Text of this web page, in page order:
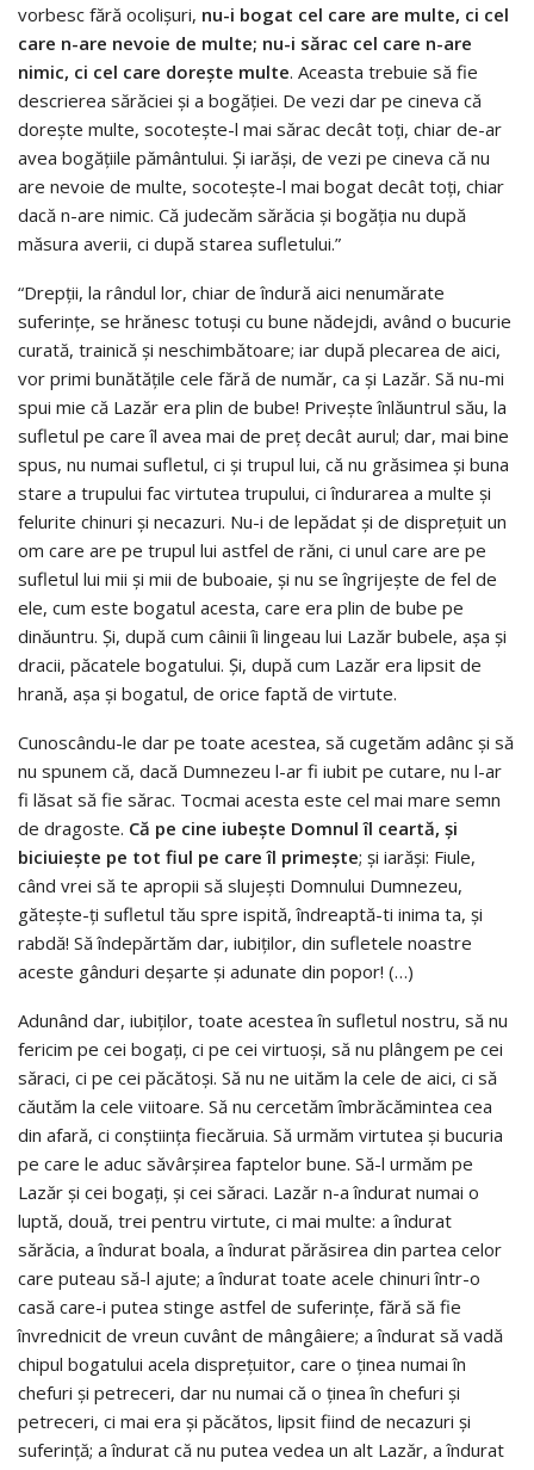
vorbesc fără ocolişuri, nu-i bogat cel care are multe, ci cel
care n-are nevoie de multe; nu-i sărac cel care n-are
nimic, ci cel care doreşte multe. Aceasta trebuie să fie
descrierea sărăciei şi a bogăţiei. De vezi dar pe cineva că
doreşte multe, socoteşte-l mai sărac decât toţi, chiar de-ar
avea bogăţiile pământului. Şi iarăşi, de vezi pe cineva că nu
are nevoie de multe, socoteşte-l mai bogat decât toţi, chiar
dacă n-are nimic. Că judecăm sărăcia şi bogăţia nu după
măsura averii, ci după starea sufletului.”
“Drepţii, la rândul lor, chiar de îndură aici nenumărate
suferinţe, se hrănesc totuşi cu bune nădejdi, având o bucurie
curată, trainică şi neschimbătoare; iar după plecarea de aici,
vor primi bunătăţile cele fără de număr, ca şi Lazăr. Să nu-mi
spui mie că Lazăr era plin de bube! Priveşte înlăuntrul său, la
sufletul pe care îl avea mai de preţ decât aurul; dar, mai bine
spus, nu numai sufletul, ci şi trupul lui, că nu grăsimea şi buna
stare a trupului fac virtutea trupului, ci îndurarea a multe şi
felurite chinuri şi necazuri. Nu-i de lepădat şi de dispreţuit un
om care are pe trupul lui astfel de răni, ci unul care are pe
sufletul lui mii şi mii de buboaie, şi nu se îngrijeşte de fel de
ele, cum este bogatul acesta, care era plin de bube pe
dinăuntru. Şi, după cum câinii îi lingeau lui Lazăr bubele, aşa şi
dracii, păcatele bogatului. Şi, după cum Lazăr era lipsit de
hrană, aşa şi bogatul, de orice faptă de virtute.
Cunoscându-le dar pe toate acestea, să cugetăm adânc şi să
nu spunem că, dacă Dumnezeu l-ar fi iubit pe cutare, nu l-ar
fi lăsat să fie sărac. Tocmai acesta este cel mai mare semn
de dragoste. Că pe cine iubeşte Domnul îl ceartă, şi
biciuieşte pe tot fiul pe care îl primeşte; şi iarăşi: Fiule,
când vrei să te apropii să slujeşti Domnului Dumnezeu,
găteşte-ţi sufletul tău spre ispită, îndreaptă-ti inima ta, şi
rabdă! Să îndepărtăm dar, iubiţilor, din sufletele noastre
aceste gânduri deşarte şi adunate din popor! (…)
Adunând dar, iubiţilor, toate acestea în sufletul nostru, să nu
fericim pe cei bogaţi, ci pe cei virtuoşi, să nu plângem pe cei
săraci, ci pe cei păcătoşi. Să nu ne uităm la cele de aici, ci să
căutăm la cele viitoare. Să nu cercetăm îmbrăcămintea cea
din afară, ci conştiinţa fiecăruia. Să urmăm virtutea şi bucuria
pe care le aduc săvârşirea faptelor bune. Să-l urmăm pe
Lazăr şi cei bogaţi, şi cei săraci. Lazăr n-a îndurat numai o
luptă, două, trei pentru virtute, ci mai multe: a îndurat
sărăcia, a îndurat boala, a îndurat părăsirea din partea celor
care puteau să-l ajute; a îndurat toate acele chinuri într-o
casă care-i putea stinge astfel de suferinţe, fără să fie
învrednicit de vreun cuvânt de mângâiere; a îndurat să vadă
chipul bogatului acela dispreţuitor, care o ţinea numai în
chefuri şi petreceri, dar nu numai că o ţinea în chefuri şi
petreceri, ci mai era şi păcătos, lipsit fiind de necazuri şi
suferinţă; a îndurat că nu putea vedea un alt Lazăr, a îndurat